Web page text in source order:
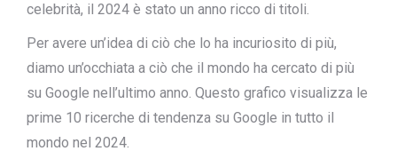
celebrità, il 2024 è stato un anno ricco di titoli.
Per avere un’idea di ciò che lo ha incuriosito di più,
diamo un’occhiata a ciò che il mondo ha cercato di più
su Google nell’ultimo anno. Questo grafico visualizza le
prime 10 ricerche di tendenza su Google in tutto il
mondo nel 2024.